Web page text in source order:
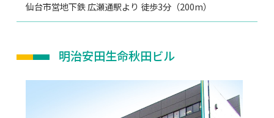
仙台市営地下鉄 広瀬通駅より 徒歩3分（200m）
明治安田生命秋田ビル